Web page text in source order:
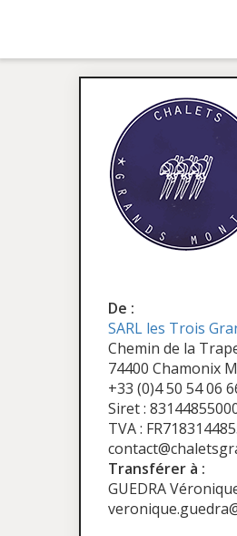
De :
SARL les Trois
Chemin de la
74400 Chamonix
+33 (0)4 50 54 06
Siret :
TVA :
Transférer à :
GUEDRA